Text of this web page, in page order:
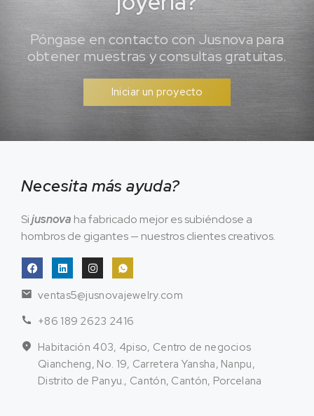
Póngase en contacto con Jusnova para
obtener muestras y consultas gratuitas.
Iniciar un proyecto
Necesita más ayuda?
Sijusnova ha fabricado mejor es subiéndose a
hombros de gigantes — nuestros clientes creativos.
ventas5@jusnovajewelry.com
+86 189 2623 2416
Habitación 403, 4piso, Centro de negocios
Qiancheng, No. 19, Carretera Yansha, Nanpu,
Distrito de Panyu., Cantón, Cantón, Porcelana